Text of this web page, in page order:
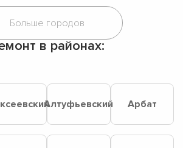
в районах:
Алтуфьевский Арбат